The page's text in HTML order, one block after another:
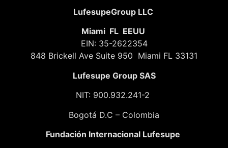
LufesupeGroup LLC
Miami FL EEUU
EIN: 35-2622354
848 Brickell Ave Suite 950 Miami FL 33131
Lufesupe Group SAS
NIT: 900.932.241-2
Bogotá D.C – Colombia
Fundación Internacional Lufesupe